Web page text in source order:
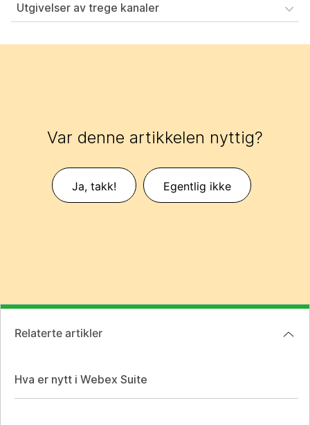
Utgivelser av trege kanaler
Var denne artikkelen nyttig?
Ja, takk! Egentlig ikke
Relaterte artikler
Hva er nytt i Webex Suite